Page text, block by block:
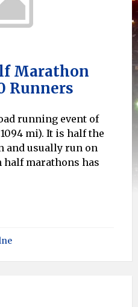
Marathon
Runners
running event of
mi). It is half the
and usually run on
marathons has